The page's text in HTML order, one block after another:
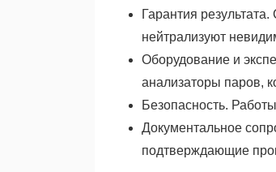
Гарантия
нейтрализуют
Оборудование и
анализаторы паров,
Безопасность.
Документальное
подтверждающие